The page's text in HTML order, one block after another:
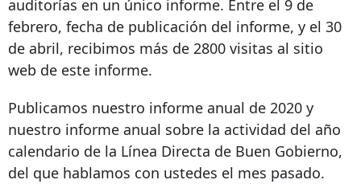
auditorías en un único informe. Entre el 9 de
febrero, fecha de publicación del informe, y el 30
de abril, recibimos más de 2800 visitas al sitio
web de este informe.
Publicamos nuestro informe anual de 2020 y
nuestro informe anual sobre la actividad del año
calendario de la Línea Directa de Buen Gobierno,
del que hablamos con ustedes el mes pasado.